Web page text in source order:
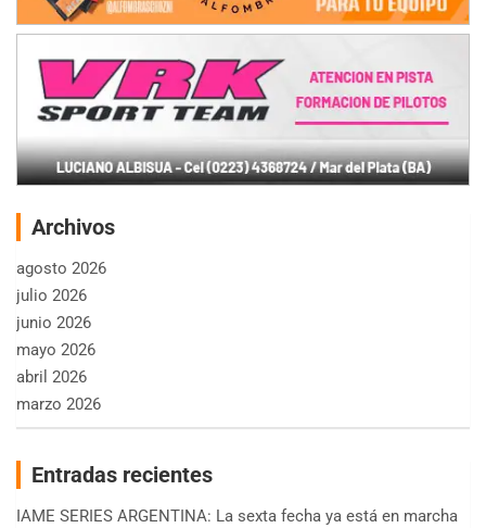
Archivos
agosto 2026
julio 2026
junio 2026
mayo 2026
abril 2026
marzo 2026
Entradas recientes
IAME SERIES ARGENTINA: La sexta fecha ya está en marcha